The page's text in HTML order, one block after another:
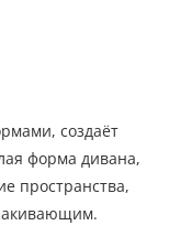
создаёт
форма дивана,
пространства,